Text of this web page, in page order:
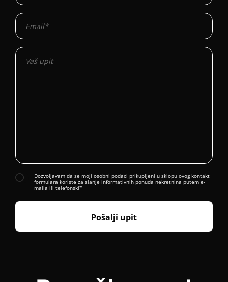
Dozvoljavam da se moji osobni podaci prikupljeni u sklopu ovog kontakt
formulara koriste za slanje informativnih ponuda nekretnina putem e-
maila ili telefonski*
Pošalji upit